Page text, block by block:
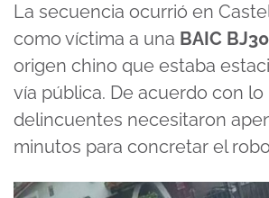
La secuencia ocurrió en
como víctima a una BAIC BJ30
origen chino que estaba
vía pública. De acuerdo con
delincuentes necesitaron
minutos para concretar el